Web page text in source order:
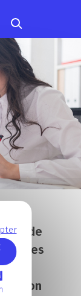
de
des
raison